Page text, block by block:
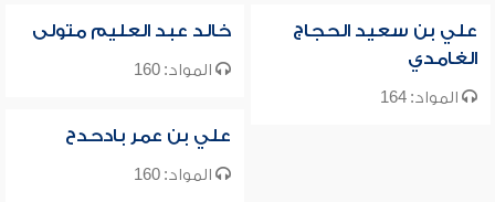
علي بن سعيد الحجاج
الغامدي
المواد: 164
خالد عبد العليم متولى
المواد: 160
علي بن عمر بادحدح
المواد: 160